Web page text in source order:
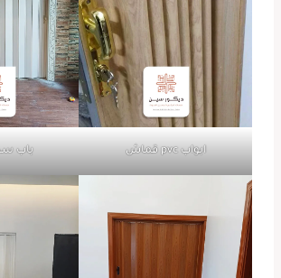
ابواب pvc قماش باب